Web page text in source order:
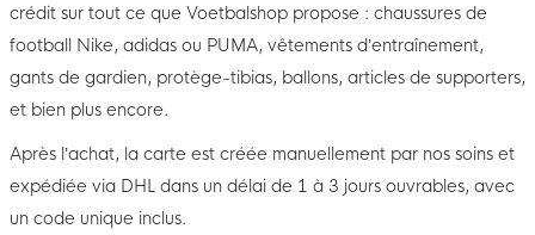
crédit sur tout ce que Voetbalshop propose : chaussures de
football Nike, adidas ou PUMA, vêtements d’entraînement,
gants de gardien, protège-tibias, ballons, articles de supporters,
et bien plus encore.
Après l’achat, la carte est créée manuellement par nos soins et
expédiée via DHL dans un délai de 1 à 3 jours ouvrables, avec
un code unique inclus.